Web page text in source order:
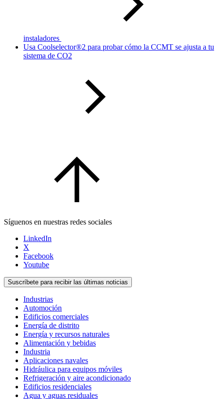
instaladores
Usa Coolselector®2 para probar cómo la CCMT se ajusta a tu
sistema de CO2
Síguenos en nuestras redes sociales
LinkedIn
X
Facebook
Youtube
Suscríbete para recibir las últimas noticias
Industrias
Automoción
Edificios comerciales
Energía de distrito
Energía y recursos naturales
Alimentación y bebidas
Industria
Aplicaciones navales
Hidráulica para equipos móviles
Refrigeración y aire acondicionado
Edificios residenciales
Agua y aguas residuales